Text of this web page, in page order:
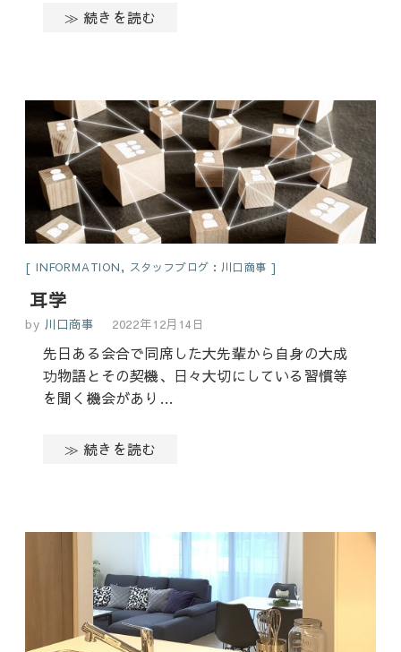
≫ 続きを読む
INFORMATION, スタッフブログ：川口商事
耳学
by 川口商事 2022年12月14日
先日ある会合で同席した大先輩から自身の大成
功物語とその契機、日々大切にしている習慣等
を聞く機会があり…
≫ 続きを読む